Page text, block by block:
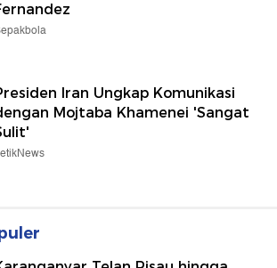
Iran Ungkap Komunikasi
Mojtaba Khamenei 'Sangat